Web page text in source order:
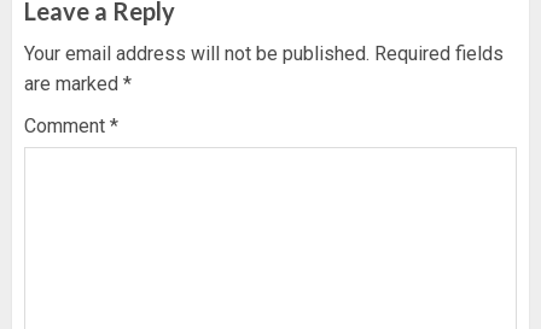
Leave a Reply
Your email address will not be published. Required fields
are marked *
Comment *